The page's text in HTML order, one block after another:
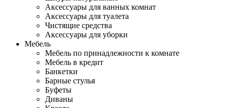
Аксессуары для ванных комнат
Аксессуары для туалета
Чистящие средства
Аксессуары для уборки
Мебель
Мебель по принадлежности к комнате
Мебель в кредит
Банкетки
Барные стулья
Буфеты
Диваны